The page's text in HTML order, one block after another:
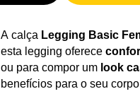
A calça Legging Basic
esta legging oferece
ou para compor um look
benefícios para o seu